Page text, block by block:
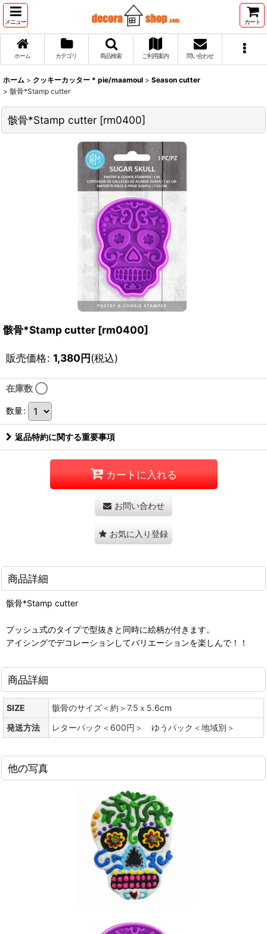
メニュー カート
ホーム カテゴリ 商品検索 ご利用案内 問い合わせ
ホーム > クッキーカッター * pie/maamoul > Season cutter
> 骸骨*Stamp cutter
骸骨*Stamp cutter [rm0400]
骸骨*Stamp cutter [rm0400]
販売価格: 1,380円(税込)
在庫数 ◯
数量:
返品特約に関する重要事項
カートに入れる
お問い合わせ
お気に入り登録
商品詳細
骸骨*Stamp cutter
プッシュ式のタイプで型抜きと同時に絵柄が付きます。
アイシングでデコレーションしてバリエーションを楽しんで！！
商品詳細
SIZE
骸骨のサイズ＜約＞7.5ｘ5.6cm
発送方法
レターパック＜600円＞ ゆうパック＜地域別＞
他の写真